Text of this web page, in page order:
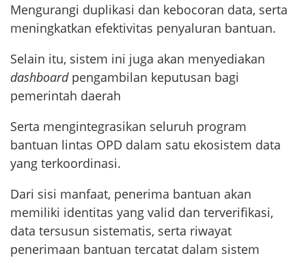
Mengurangi duplikasi dan kebocoran data, serta
meningkatkan efektivitas penyaluran bantuan.
Selain itu, sistem ini juga akan menyediakan
dashboardpengambilan keputusan bagi
pemerintah daerah
Serta mengintegrasikan seluruh program
bantuan lintas OPD dalam satu ekosistem data
yang terkoordinasi.
Dari sisi manfaat, penerima bantuan akan
memiliki identitas yang valid dan terverifikasi,
data tersusun sistematis, serta riwayat
penerimaan bantuan tercatat dalam sistem